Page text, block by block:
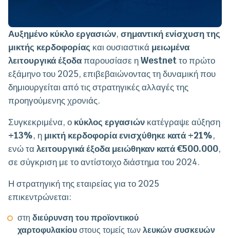
Αυξημένο κύκλο εργασιών, σημαντική ενίσχυση της
μικτής κερδοφορίας και ουσιαστικά μειωμένα
λειτουργικά έξοδαπαρουσίασε ηWestnetτο πρώτο
εξάμηνο του 2025, επιβεβαιώνοντας τη δυναμική που
δημιουργείται από τις στρατηγικές αλλαγές της
προηγούμενης χρονιάς.
Συγκεκριμένα, ο κύκλος εργασιών κατέγραψε αύξηση
+13%, η μικτή κερδοφορία ενισχύθηκε κατά +21%,
ενώ ταλειτουργικά έξοδα μειώθηκαν κατά €500.000,
σε σύγκριση με το αντίστοιχο διάστημα του 2024.
Η στρατηγική της εταιρείας για το 2025
επικεντρώνεται:
στη διεύρυνση του προϊοντικού
χαρτοφυλακίουστους τομείς τωνλευκών συσκευών